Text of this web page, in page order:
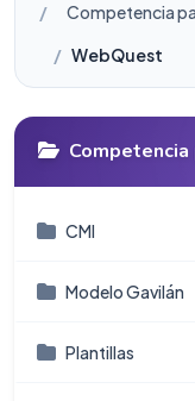
Competencia
WebQuest
Competencia
CMI
Modelo Gavilán
Plantillas